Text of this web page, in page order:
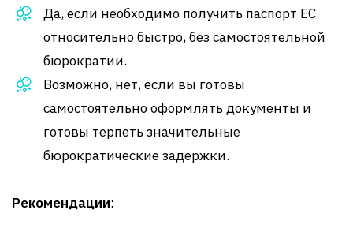
Да, если необходимо получить паспорт ЕС
относительно быстро, без самостоятельной
бюрократии.
Возможно, нет, если вы готовы
самостоятельно оформлять документы и
готовы терпеть значительные
бюрократические задержки.
Рекомендации: